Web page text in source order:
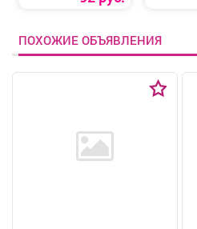
ПОХОЖИЕ ОБЪЯВЛЕНИЯ